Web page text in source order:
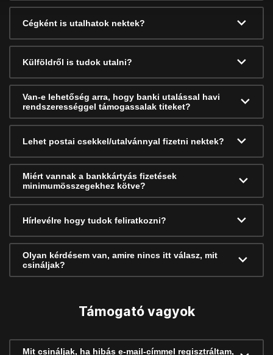
Cégként is utalhatok nektek?
Külföldről is tudok utalni?
Van-e lehetőség arra, hogy banki utalással havi
rendszerességgel támogassalak titeket?
Lehet postai csekkel/utalvánnyal fizetni nektek?
Miért vannak a bankkártyás fizetések
minimumösszegekhez kötve?
Hírlevélre hogy tudok feliratkozni?
Olyan kérdésem van, amire nincs itt válasz, mit
csináljak?
Támogató vagyok
Mit csináljak, ha hibás e-mail-címmel regisztráltam,